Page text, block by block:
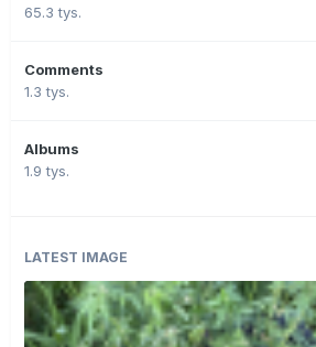
65.3 tys.
Comments
1.3 tys.
Albums
1.9 tys.
LATEST IMAGE